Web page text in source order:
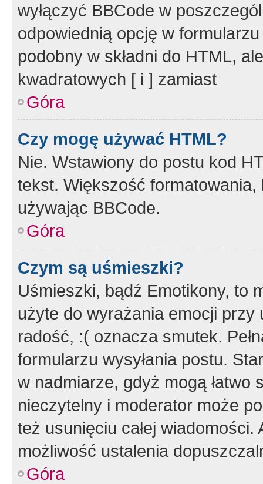
wyłączyć BBCode w
odpowiednią opcję w
podobny w składni do HTML,
kwadratowych [ i ] zamiast
Góra
Czy mogę używać HTML?
Nie. Wstawiony do postu kod
tekst. Większość
używając BBCode.
Góra
Czym są uśmieszki?
Uśmieszki, bądź Emotikony, to
użyte do wyrażania emocji
radość, :( oznacza smutek.
formularzu wysyłania postu.
w nadmiarze, gdyż mogą
nieczytelny i moderator może
też usunięciu całej
możliwość ustalenia
Góra